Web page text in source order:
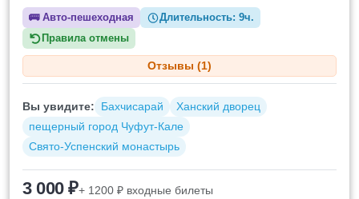
🚌Авто-пешеходная Длительность:9ч.
Правила отмены
Отзывы (1)
Вы увидите: Бахчисарай
Ханский дворец
пещерный город Чуфут-Кале
Свято-Успенский монастырь
3 000 ₽+ 1200 ₽ входные билеты